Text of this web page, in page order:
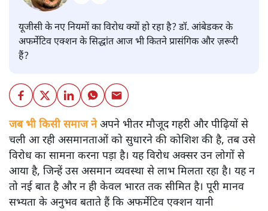
यूजीसी के नए नियमों का विरोध क्यों हो रहा है? डॉ. आंबेडकर के
अफर्मेटिव एक्शन के सिद्धांत आज भी कितने प्रासंगिक और ज़रूरी
हैं?
जब भी किसी समाज नेअपने भीतर मौजूद गहरी और पीढ़ियों से
चली आ रही असमानताओं को सुधारने की कोशिश की है, तब उसे
विरोध का सामना करना पड़ा है। यह विरोध अक्सर उन लोगों से
आया है, जिन्हें उस असमान व्यवस्था से लाभ मिलता रहा है। यह न
तो नई बात है और न ही केवल भारत तक सीमित है। पूरी मानव
सभ्यता के अनुभव बताते हैं कि अफर्मेटिव एक्शन यानी